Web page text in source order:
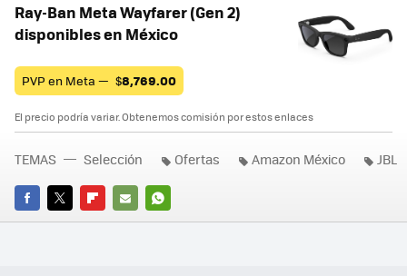
Ray-Ban Meta Wayfarer (Gen 2)
disponibles en México
PVP en Meta — $8,769.00
El precio podría variar. Obtenemos comisión por estos enlaces
FACEBOOK
TWITTERFLIPBOARD
E-
WHATSAPP
TEMAS Selección Ofertas Amazon México JBL